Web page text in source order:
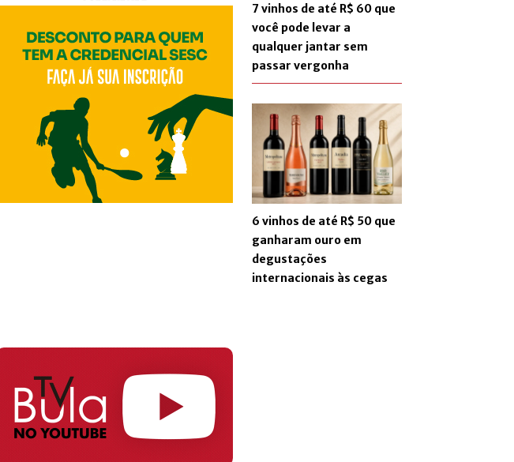
7 vinhos de até R$ 60 que
você pode levar a
qualquer jantar sem
passar vergonha
6 vinhos de até R$ 50 que
ganharam ouro em
degustações
internacionais às cegas